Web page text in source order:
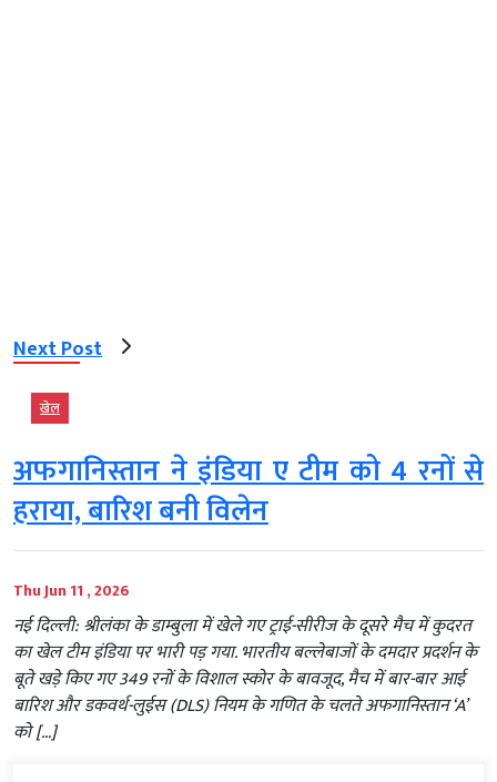
Next Post
खेल
अफगानिस्तान ने इंडिया ए टीम को 4 रनों से
हराया, बारिश बनी विलेन
Thu Jun 11 , 2026
नई दिल्ली: श्रीलंका के डाम्बुला में खेले गए ट्राई-सीरीज के दूसरे मैच में कुदरत
का खेल टीम इंडिया पर भारी पड़ गया. भारतीय बल्लेबाजों के दमदार प्रदर्शन के
बूते खड़े किए गए 349 रनों के विशाल स्कोर के बावजूद, मैच में बार-बार आई
बारिश और डकवर्थ-लुईस (DLS) नियम के गणित के चलते अफगानिस्तान ‘A’
को […]